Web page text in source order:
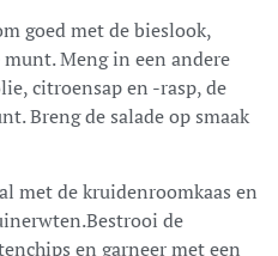
goed met de bieslook,
Meng in een andere
citroensap en -rasp, de
Breng de salade op smaak
met de kruidenroomkaas en
de
en garneer met een